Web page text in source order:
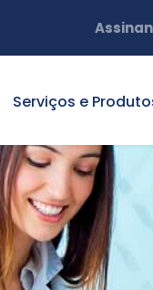
Serviços e